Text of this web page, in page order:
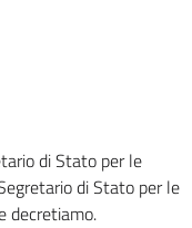
di Stato per le
di Stato per le
decretiamo.